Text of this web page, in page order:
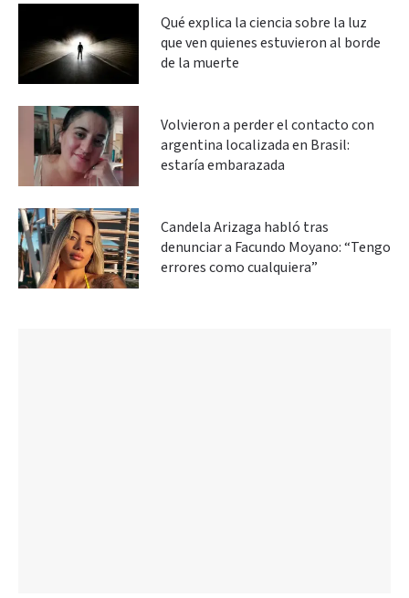
Qué explica la ciencia sobre la luz
que ven quienes estuvieron al borde
de la muerte
Volvieron a perder el contacto con
argentina localizada en Brasil:
estaría embarazada
Candela Arizaga habló tras
denunciar a Facundo Moyano: “Tengo
errores como cualquiera”